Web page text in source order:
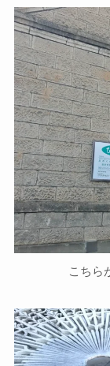
こちら